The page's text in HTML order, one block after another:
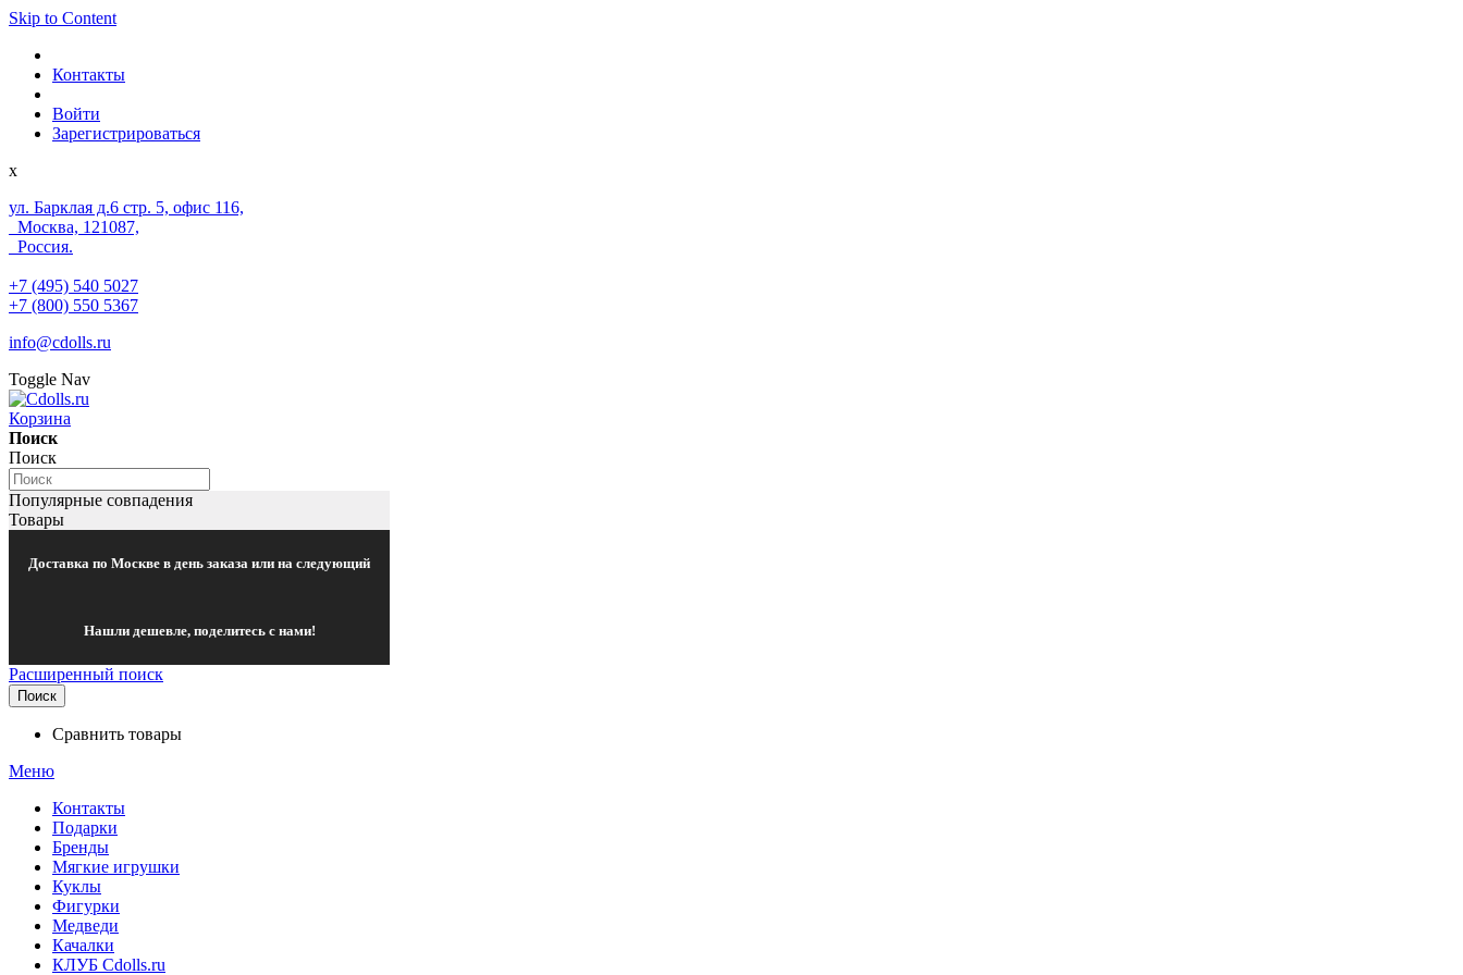
Skip to Content
Контакты
Войти
Зарегистрироваться
x
ул. Барклая д.6 стр. 5, офис 116,
Москва, 121087,
Россия.
+7 (495) 540 5027
+7 (800) 550 5367
info@cdolls.ru
Toggle Nav
Корзина
Поиск
Поиск
Популярные совпадения
Товары
Доставка по Москве в день заказа или на следующий
Нашли дешевле, поделитесь с нами!
Расширенный поиск
Поиск
Сравнить товары
Меню
Контакты
Подарки
Бренды
Мягкие игрушки
Куклы
Фигурки
Медведи
Качалки
КЛУБ Cdolls.ru